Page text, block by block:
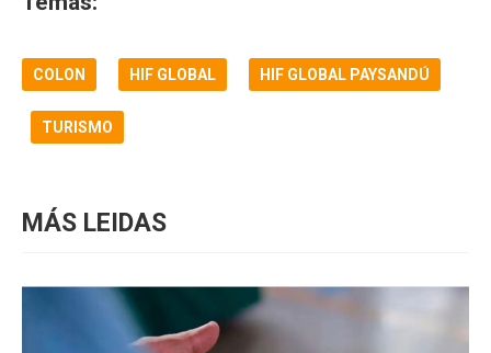
COLON HIF GLOBAL HIF GLOBAL PAYSANDÚ
TURISMO
MÁS LEIDAS